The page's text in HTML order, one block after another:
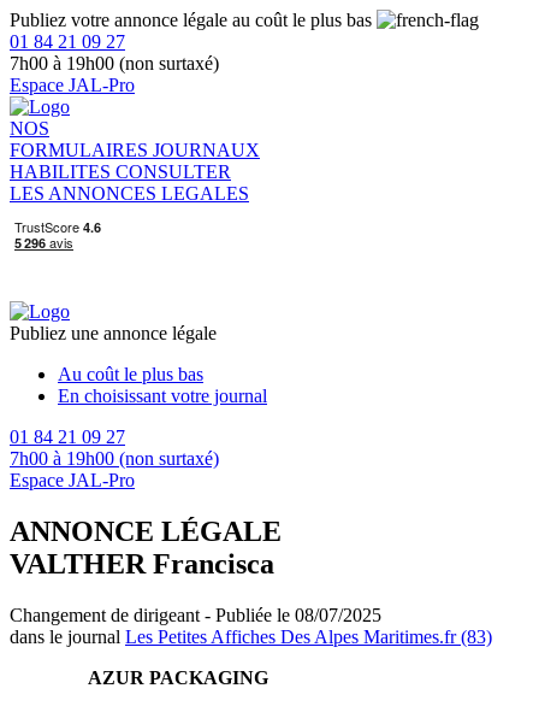
Publiez votre annonce légale au coût le plus bas
01 84 21 09 27
7h00 à 19h00 (non surtaxé)
Espace JAL-Pro
NOS
FORMULAIRES JOURNAUX
HABILITES CONSULTER
LES ANNONCES LEGALES
Publiez une annonce légale
Au coût le plus bas
En choisissant votre journal
01 84 21 09 27
7h00 à 19h00 (non surtaxé)
Espace JAL-Pro
ANNONCE LÉGALE
VALTHER Francisca
Changement de dirigeant - Publiée le 08/07/2025
dans le journal Les Petites Affiches Des Alpes Maritimes.fr (83)
AZUR PACKAGING